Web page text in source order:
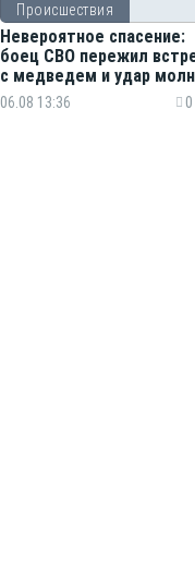
Происшествия
Невероятное спасение:
боец СВО пережил
с медведем и удар
06.08 13:36 0